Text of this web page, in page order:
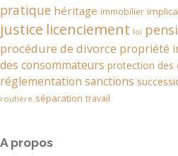
pratique héritage immobilier
justice licenciement loi
procédure de divorce propriété
des consommateurs protection des
réglementation sanctions
routière séparation travail
A propos